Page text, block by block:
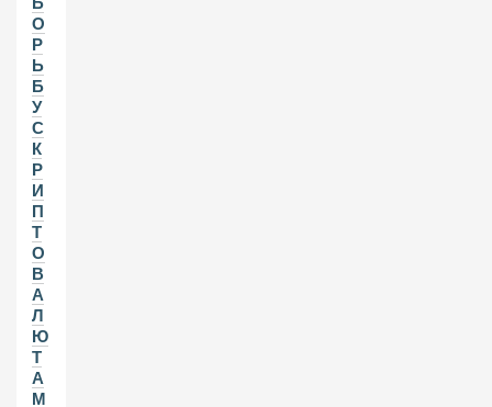
О
Р
Ь
Б
У
С
К
Р
И
П
Т
О
В
А
Л
Ю
Т
А
М